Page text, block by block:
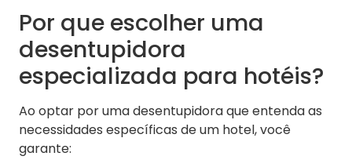
Por que escolher uma
desentupidora
especializada para hotéis?
Ao optar por uma desentupidora que entenda as
necessidades específicas de um hotel, você
garante: